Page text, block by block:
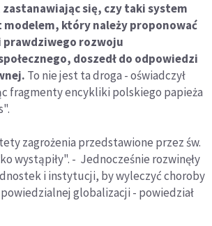
się, czy taki system
który należy proponować
prawdziwego rozwoju
doszedł do odpowiedzi
To nie jest ta droga - oświadczył
fragmenty encykliki polskiego papieża
zagrożenia przedstawione przez św.
wystąpiły". - Jednocześnie rozwinęły
i instytucji, by wyleczyć choroby
globalizacji - powiedział